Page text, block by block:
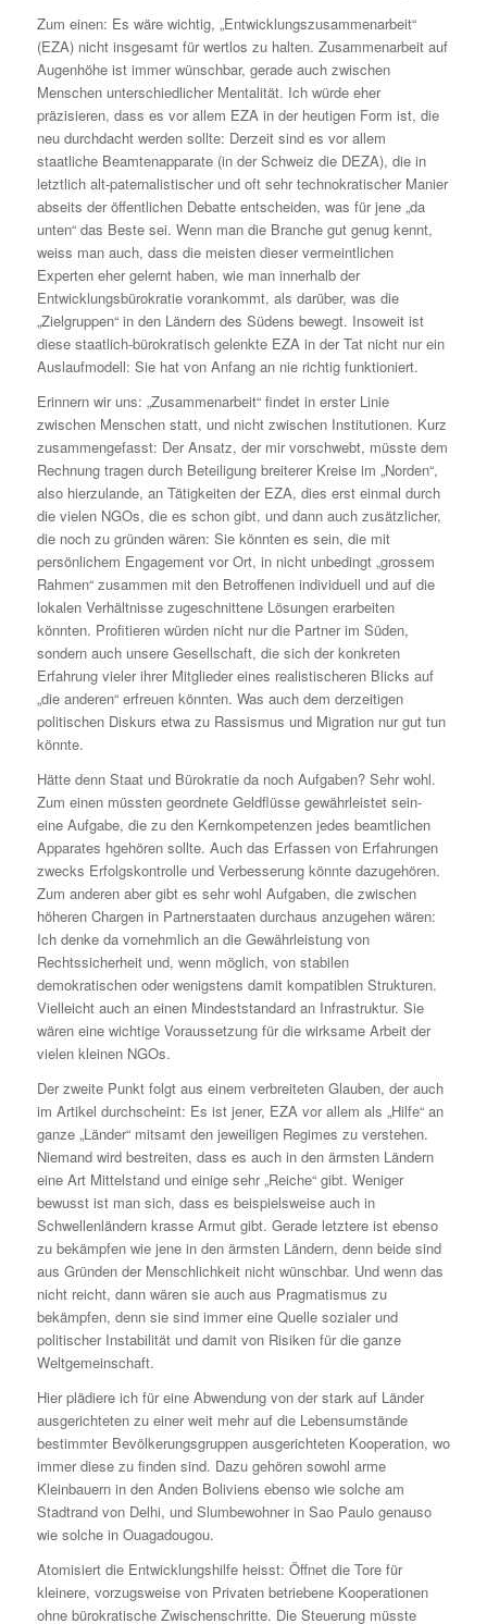
Zum einen: Es wäre wichtig, „Entwicklungszusammenarbeit“
(EZA) nicht insgesamt für wertlos zu halten. Zusammenarbeit auf
Augenhöhe ist immer wünschbar, gerade auch zwischen
Menschen unterschiedlicher Mentalität. Ich würde eher
präzisieren, dass es vor allem EZA in der heutigen Form ist, die
neu durchdacht werden sollte: Derzeit sind es vor allem
staatliche Beamtenapparate (in der Schweiz die DEZA), die in
letztlich alt-paternalistischer und oft sehr technokratischer Manier
abseits der öffentlichen Debatte entscheiden, was für jene „da
unten“ das Beste sei. Wenn man die Branche gut genug kennt,
weiss man auch, dass die meisten dieser vermeintlichen
Experten eher gelernt haben, wie man innerhalb der
Entwicklungsbürokratie vorankommt, als darüber, was die
„Zielgruppen“ in den Ländern des Südens bewegt. Insoweit ist
diese staatlich-bürokratisch gelenkte EZA in der Tat nicht nur ein
Auslaufmodell: Sie hat von Anfang an nie richtig funktioniert.
Erinnern wir uns: „Zusammenarbeit“ findet in erster Linie
zwischen Menschen statt, und nicht zwischen Institutionen. Kurz
zusammengefasst: Der Ansatz, der mir vorschwebt, müsste dem
Rechnung tragen durch Beteiligung breiterer Kreise im „Norden“,
also hierzulande, an Tätigkeiten der EZA, dies erst einmal durch
die vielen NGOs, die es schon gibt, und dann auch zusätzlicher,
die noch zu gründen wären: Sie könnten es sein, die mit
persönlichem Engagement vor Ort, in nicht unbedingt „grossem
Rahmen“ zusammen mit den Betroffenen individuell und auf die
lokalen Verhältnisse zugeschnittene Lösungen erarbeiten
könnten. Profitieren würden nicht nur die Partner im Süden,
sondern auch unsere Gesellschaft, die sich der konkreten
Erfahrung vieler ihrer Mitglieder eines realistischeren Blicks auf
„die anderen“ erfreuen könnten. Was auch dem derzeitigen
politischen Diskurs etwa zu Rassismus und Migration nur gut tun
könnte.
Hätte denn Staat und Bürokratie da noch Aufgaben? Sehr wohl.
Zum einen müssten geordnete Geldflüsse gewährleistet sein-
eine Aufgabe, die zu den Kernkompetenzen jedes beamtlichen
Apparates hgehören sollte. Auch das Erfassen von Erfahrungen
zwecks Erfolgskontrolle und Verbesserung könnte dazugehören.
Zum anderen aber gibt es sehr wohl Aufgaben, die zwischen
höheren Chargen in Partnerstaaten durchaus anzugehen wären:
Ich denke da vornehmlich an die Gewährleistung von
Rechtssicherheit und, wenn möglich, von stabilen
demokratischen oder wenigstens damit kompatiblen Strukturen.
Vielleicht auch an einen Mindeststandard an Infrastruktur. Sie
wären eine wichtige Voraussetzung für die wirksame Arbeit der
vielen kleinen NGOs.
Der zweite Punkt folgt aus einem verbreiteten Glauben, der auch
im Artikel durchscheint: Es ist jener, EZA vor allem als „Hilfe“ an
ganze „Länder“ mitsamt den jeweiligen Regimes zu verstehen.
Niemand wird bestreiten, dass es auch in den ärmsten Ländern
eine Art Mittelstand und einige sehr „Reiche“ gibt. Weniger
bewusst ist man sich, dass es beispielsweise auch in
Schwellenländern krasse Armut gibt. Gerade letztere ist ebenso
zu bekämpfen wie jene in den ärmsten Ländern, denn beide sind
aus Gründen der Menschlichkeit nicht wünschbar. Und wenn das
nicht reicht, dann wären sie auch aus Pragmatismus zu
bekämpfen, denn sie sind immer eine Quelle sozialer und
politischer Instabilität und damit von Risiken für die ganze
Weltgemeinschaft.
Hier plädiere ich für eine Abwendung von der stark auf Länder
ausgerichteten zu einer weit mehr auf die Lebensumstände
bestimmter Bevölkerungsgruppen ausgerichteten Kooperation, wo
immer diese zu finden sind. Dazu gehören sowohl arme
Kleinbauern in den Anden Boliviens ebenso wie solche am
Stadtrand von Delhi, und Slumbewohner in Sao Paulo genauso
wie solche in Ouagadougou.
Atomisiert die Entwicklungshilfe heisst: Öffnet die Tore für
kleinere, vorzugsweise von Privaten betriebene Kooperationen
ohne bürokratische Zwischenschritte. Die Steuerung müsste